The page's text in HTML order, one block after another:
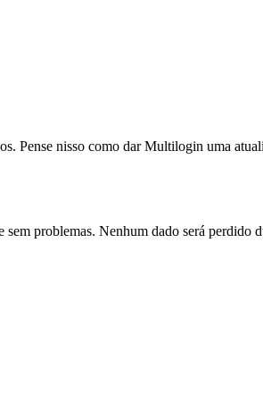
Pense nisso como dar Multilogin uma
problemas. Nenhum dado será perdido